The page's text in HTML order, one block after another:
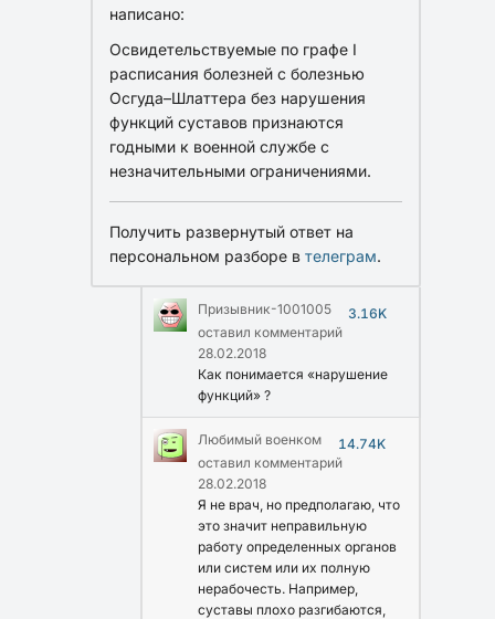
написано:
Освидетельствуемые по графе I
расписания болезней с болезнью
Осгуда–Шлаттера без нарушения
функций суставов признаются
годными к военной службе с
незначительными ограничениями.
Получить развернутый ответ на
персональном разборе в телеграм.
Призывник-1001005
3.16K
оставил комментарий
28.02.2018
Как понимается «нарушение
функций» ?
Любимый военком
14.74K
оставил комментарий
28.02.2018
Я не врач, но предполагаю, что
это значит неправильную
работу определенных органов
или систем или их полную
нерабочесть. Например,
суставы плохо разгибаются,